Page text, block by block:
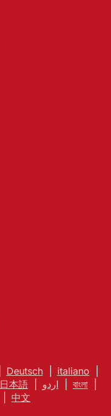
Deutsch| italiano
日本語 اردو বাংলা
中文